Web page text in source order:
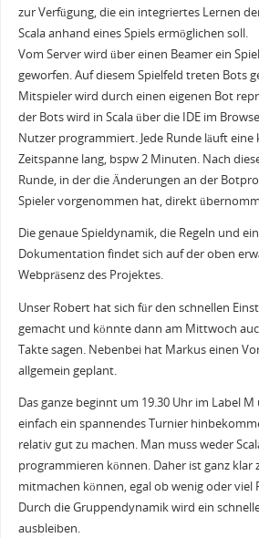
zur Verfügung, die ein integriertes Lernen
Scala anhand eines Spiels ermöglichen soll.
Vom Server wird über einen Beamer ein
geworfen. Auf diesem Spielfeld treten Bots
Mitspieler wird durch einen eigenen Bot
der Bots wird in Scala über die IDE im
Nutzer programmiert. Jede Runde läuft
Zeitspanne lang, bspw 2 Minuten. Nach
Runde, in der die Änderungen an der
Spieler vorgenommen hat, direkt
Die genaue Spieldynamik, die Regeln und
Dokumentation findet sich auf der oben
Webpräsenz des Projektes.
Unser Robert hat sich für den schnellen
gemacht und könnte dann am Mittwoch
Takte sagen. Nebenbei hat Markus einen
allgemein geplant.
Das ganze beginnt um 19.30 Uhr im Label
einfach ein spannendes Turnier
relativ gut zu machen. Man muss weder
programmieren können. Daher ist ganz klar
mitmachen können, egal ob wenig oder
Durch die Gruppendynamik wird ein
ausbleiben.